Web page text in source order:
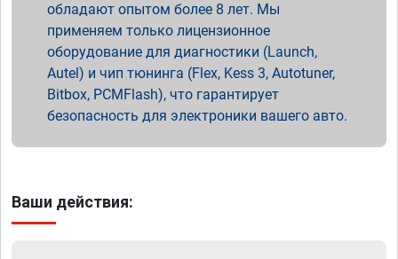
обладают опытом более 8 лет. Мы
применяем только лицензионное
оборудование для диагностики (Launch,
Autel) и чип тюнинга (Flex, Kess 3, Autotuner,
Bitbox, PCMFlash), что гарантирует
безопасность для электроники вашего авто.
Ваши действия: